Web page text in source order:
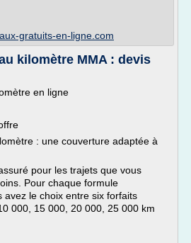
gratuits-en-ligne.com
kilomètre MMA : devis
en ligne
: une couverture adaptée à
pour les trajets que vous
Pour chaque formule
avez le choix entre six forfaits
000, 15 000, 20 000, 25 000 km